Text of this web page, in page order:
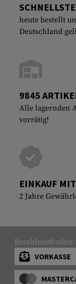
heute bestellt
Deutschland
9845
Alle lagernden
vorrätig!
EINKAUF
2 Jahre
Bezahlmethoden:
VORKASSE